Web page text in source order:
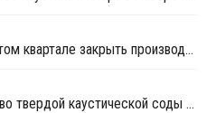
Kem One планирует в четвертом квартале закрыть производство каустика и хлора в Лавере на ремонт
INOVYN закрыла производство твердой каустической соды на заводе в Таво на ремонт